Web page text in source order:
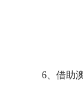
6、借助